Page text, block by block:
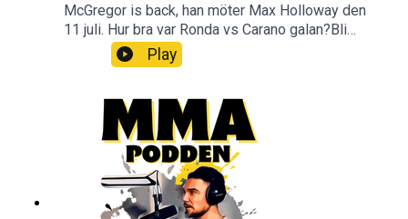
McGregor is back, han möter Max Holloway den
11 juli. Hur bra var Ronda vs Carano galan?Bli
Patreon och lyssna på podden utan stimreklam,
och få tillgång till exklusiva avsnitt MMA-Podden
och vill höras i mmapodden? Maila oss på
mmapodden@gmail.comInstagram:
@mmapodden
@Pauldelvalle twitter: @pauldelvalle
MMA-
Podden Facebook Youtube Lyssna på Öppet
Play